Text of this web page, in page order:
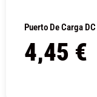
Puerto De Carga
4,45 €